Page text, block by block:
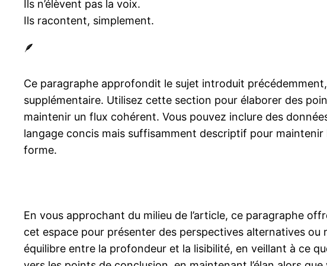
Ils n’élèvent pas la voix.
Ils racontent, simplement.
🪶
Ce paragraphe approfondit le sujet introduit
supplémentaire. Utilisez cette section pour élaborer des
maintenir un flux cohérent. Vous pouvez inclure des
langage concis mais suffisamment descriptif pour
forme.
En vous approchant du milieu de l’article, ce paragraphe
cet espace pour présenter des perspectives alternatives
équilibre entre la profondeur et la lisibilité, en veillant à ce